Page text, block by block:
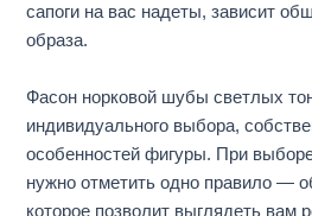
сапоги на вас надеты, зависит
образа.
Фасон норковой шубы светлых
индивидуального выбора,
особенностей фигуры. При
нужно отметить одно правило —
которое позволит выглядеть вам